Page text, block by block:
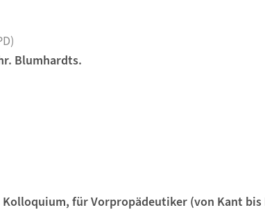
Blumhardts.
für Vorpropädeutiker (von Kant bis